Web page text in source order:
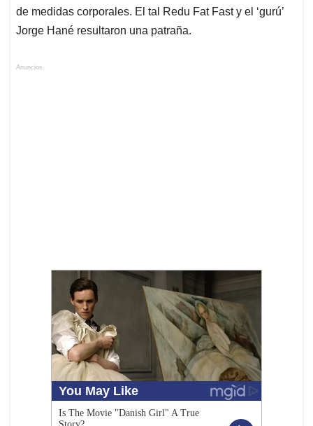
de medidas corporales. El tal Redu Fat Fast y el ‘gurú’
Jorge Hané resultaron una patraña.
Anuncios.